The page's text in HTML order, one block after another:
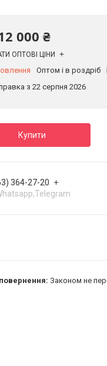
000 ₴
ОПТОВІ ЦІНИ
Оптом і в роздріб
з 22 серпня 2026
Купити
364-27-20
Законом не